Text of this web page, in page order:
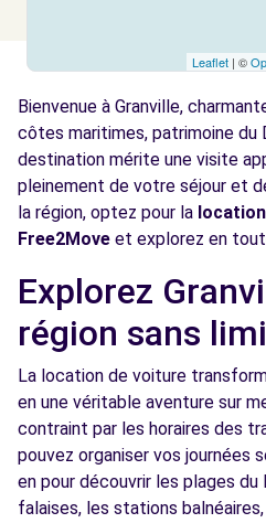
Leaflet | ©
Bienvenue à Granville,
côtes maritimes, patrimoine
destination mérite une visite
pleinement de votre séjour et
la région, optez pour la
Free2Move et explorez en
Explorez
région sans
La location de voiture
en une véritable aventure sur
contraint par les horaires des
pouvez organiser vos journées
en pour découvrir les plages du
falaises, les stations